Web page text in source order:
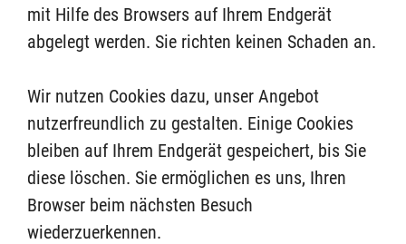
mit Hilfe des Browsers auf Ihrem Endgerät
abgelegt werden. Sie richten keinen Schaden an.
Wir nutzen Cookies dazu, unser Angebot
nutzerfreundlich zu gestalten. Einige Cookies
bleiben auf Ihrem Endgerät gespeichert, bis Sie
diese löschen. Sie ermöglichen es uns, Ihren
Browser beim nächsten Besuch
wiederzuerkennen.